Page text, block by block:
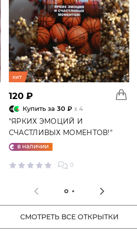
хит
120 ₽
Купить за 30 ₽ x 4
"ЯРКИХ ЭМОЦИЙ И
СЧАСТЛИВЫХ МОМЕНТОВ!"
ОТКРЫТКА
в наличии
0
СМОТРЕТЬ ВСЕ ОТКРЫТКИ